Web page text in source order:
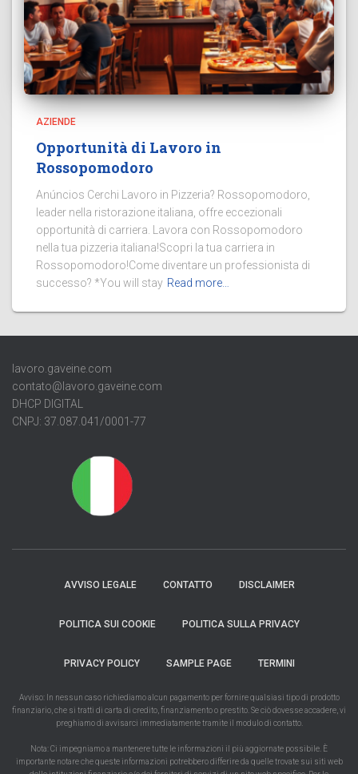
AZIENDE
Opportunità di Lavoro in
Rossopomodoro
Anúncios Cerchi Lavoro in Pizzeria? Rossopomodoro,
leader nella ristorazione italiana, offre eccezionali
opportunità di carriera. Lavora con Rossopomodoro
nella tua pizzeria italiana!Scopri la tua carriera in
Rossopomodoro!Come diventare un professionista di
successo? *You will stay Read more…
lavoro.gaveine.com
contato@lavoro.gaveine.com
DHCP DIGITAL
CNPJ: 37.087.041/0001-77
AVVISO LEGALE CONTATTO DISCLAIMER
POLITICA SUI COOKIE POLITICA SULLA PRIVACY
PRIVACY POLICY SAMPLE PAGE TERMINI
Avviso: In nessun caso richiediamo alcun pagamento per fornire qualsiasi tipo di prodotto
finanziario, che si tratti di carta di credito, finanziamento o prestito. Se ciò dovesse accadere, vi
preghiamo di avvisarci immediatamente tramite il modulo di contatto.
Nota: Ci impegniamo a mantenere tutte le informazioni il più aggiornate possibile. È
importante notare che queste informazioni potrebbero differire da quelle trovate sui siti web